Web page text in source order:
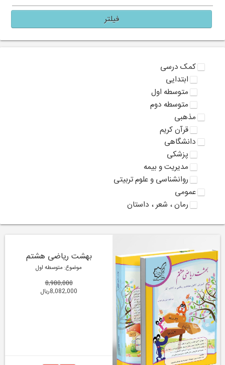
فیلتر
کمک درسی
ابتدایی
متوسطه اول
متوسطه دوم
مذهبی
قرآن کریم
دانشگاهی
پزشکی
مدیریت و بیمه
روانشناسی و علوم تربیتی
عمومی
رمان ، شعر ، داستان
بهشت ریاضی هشتم
موضوع: متوسطه اول
8,980,000
8,082,000ریال